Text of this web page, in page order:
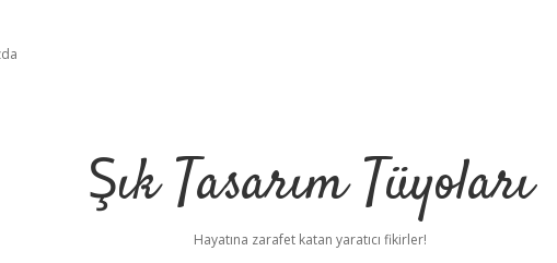
Şık Tasarım Tüyoları
Hayatına zarafet katan yaratıcı fikirler!